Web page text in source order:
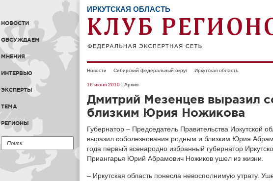
НОВОСТИ
ОБСУЖДАЕМ
МНЕНИЯ
ИНТЕРВЬЮ
ЭКСПЕРТЫ
ТЕМА
РЕГИОНЫ
ИРКУТСКАЯ ОБЛАСТЬ
Новости Сибирский федеральный округ Иркутская область
16 июня 2010 | Архив
Дмитрий Мезенцев выразил
близким Юрия Ножикова
Губернатор – Председатель Правительства Иркутской
выразил соболезнования родным и близким Юрия
года первый всенародно избранный губернатор
Приангарья Юрий Абрамович Ножиков ушел из жизни.
– Иркутская область понесла невосполнимую утрату.